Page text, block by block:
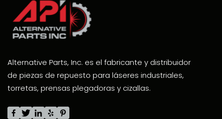
Alternative Parts, Inc. es el fabricante y distribuidor
de piezas de repuesto para láseres industriales,
torretas, prensas plegadoras y cizallas.